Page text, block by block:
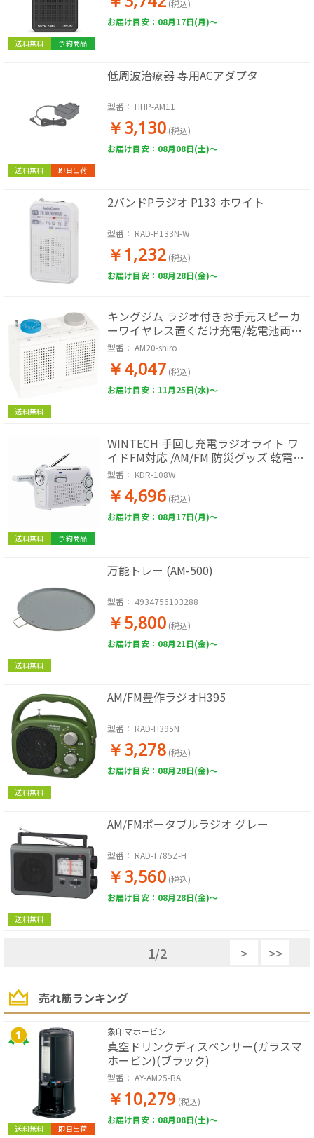
送料無料 予約商品
(税込)
お届け目安：08月17日(月)～
送料無料 即日出荷
低周波治療器 専用ACアダプタ
型番： HHP-AM11
￥3,130 (税込)
お届け目安：08月08日(土)～
2バンドPラジオ P133 ホワイト
型番： RAD-P133N-W
￥1,232 (税込)
お届け目安：08月28日(金)～
送料無料
キングジム ラジオ付きお手元スピーカ
ーワイヤレス置くだけ充電/乾電池両対
応 AM20-shiro
型番： AM20-shiro
￥4,047 (税込)
お届け目安：11月25日(水)～
送料無料 予約商品
WINTECH 手回し充電ラジオライト ワ
イドFM対応 /AM/FM 防災グッズ 乾電池
内蔵充電池 KDR-108W
型番： KDR-108W
￥4,696 (税込)
お届け目安：08月17日(月)～
送料無料
万能トレー (AM-500)
型番： 4934756103288
￥5,800 (税込)
お届け目安：08月21日(金)～
送料無料
AM/FM豊作ラジオH395
型番： RAD-H395N
￥3,278 (税込)
お届け目安：08月28日(金)～
送料無料
AM/FMポータブルラジオ グレー
型番： RAD-T785Z-H
￥3,560 (税込)
お届け目安：08月28日(金)～
1/2 > >>
売れ筋ランキング
送料無料 即日出荷
象印マホービン
真空ドリンクディスペンサー(ガラスマ
ホービン)(ブラック)
型番： AY-AM25-BA
￥10,279 (税込)
お届け目安：08月08日(土)～